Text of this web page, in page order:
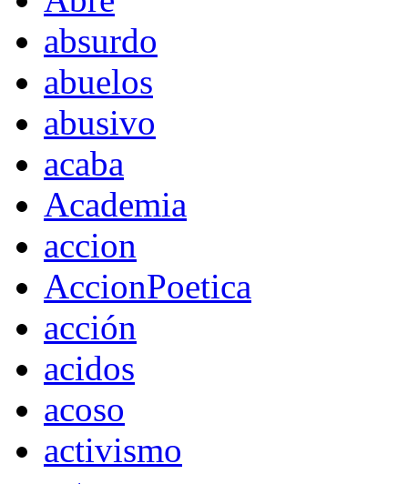
absurdo
abuelos
abusivo
acaba
Academia
accion
AccionPoetica
acción
acidos
acoso
activismo